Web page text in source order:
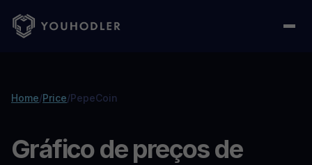
Home/Price/PepeCoin
Gráfico de preços de